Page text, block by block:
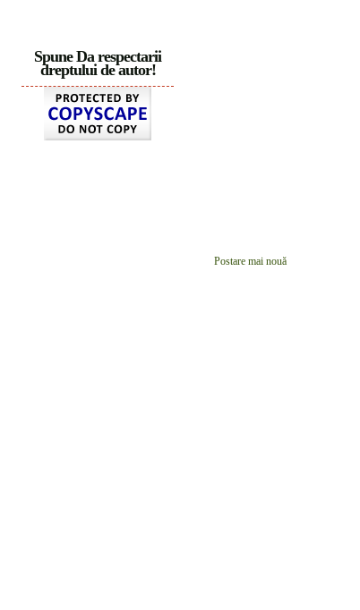
Postare mai nouă
Spune Da respectarii
dreptului de autor!